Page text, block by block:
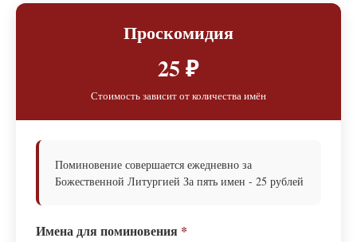
Проскомидия
25 ₽
Стоимость зависит от количества имён
Поминовение совершается ежедневно за
Божественной Литургией За пять имен - 25 рублей
Имена для поминовения *